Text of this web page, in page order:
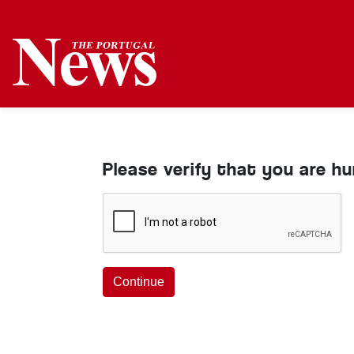
Please verify that you are
Continue